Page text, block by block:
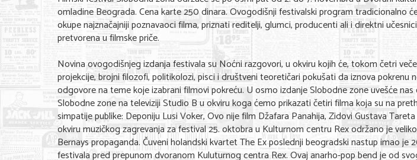
omladine Beograda. Cena karte 250 dinara. Ovogodišnji festivalski program tradicionalno
okupe najznačajniji poznavaoci filma, priznati reditelji, glumci, producenti ali i direktni
pretvorena u filmske priče.
Novina ovogodišnjeg izdanja festivala su Noćni razgovori, u okviru kojih će, tokom četri
projekcije, brojni filozofi, politikolozi, pisci i društveni teoretičari pokušati da iznova pokrenu
odgovore na teme koje izabrani filmovi pokreću. U osmo izdanje Slobodne zone uvešće
Slobodne zone na televiziji Studio B u okviru koga ćemo prikazati četiri filma koja su na
simpatije publike: Deponiju Lusi Voker, Ovo nije film Džafara Panahija, Zidovi Gustava
okviru muzičkog zagrevanja za festival 25. oktobra u Kulturnom centru Rex održano je
Bernays propaganda. Čuveni holandski kvartet The Ex poslednji beogradski nastup imao je
festivala pred prepunom dvoranom Kuluturnog centra Rex. Ovaj anarho-pop bend je od